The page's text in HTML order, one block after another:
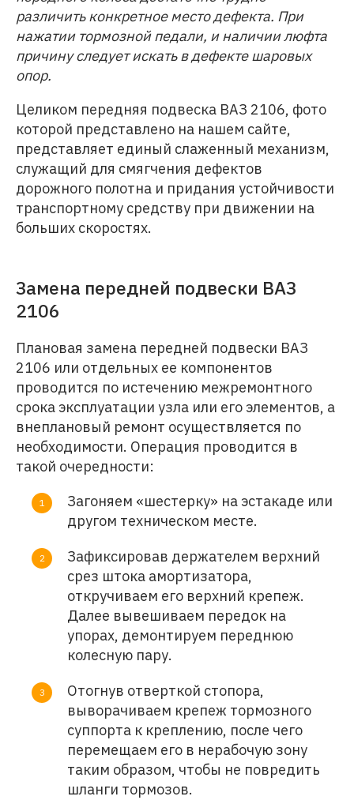
различить конкретное место дефекта. При
нажатии тормозной педали, и наличии люфта
причину следует искать в дефекте шаровых
опор.
Целиком передняя подвеска ВАЗ 2106, фото
которой представлено на нашем сайте,
представляет единый слаженный механизм,
служащий для смягчения дефектов
дорожного полотна и придания устойчивости
транспортному средству при движении на
больших скоростях.
Замена передней подвески ВАЗ
2106
Плановая замена передней подвески ВАЗ
2106 или отдельных ее компонентов
проводится по истечению межремонтного
срока эксплуатации узла или его элементов, а
внеплановый ремонт осуществляется по
необходимости. Операция проводится в
такой очередности:
Загоняем «шестерку» на эстакаде или
другом техническом месте.
Зафиксировав держателем верхний
срез штока амортизатора,
откручиваем его верхний крепеж.
Далее вывешиваем передок на
упорах, демонтируем переднюю
колесную пару.
Отогнув отверткой стопора,
выворачиваем крепеж тормозного
суппорта к креплению, после чего
перемещаем его в нерабочую зону
таким образом, чтобы не повредить
шланги тормозов.